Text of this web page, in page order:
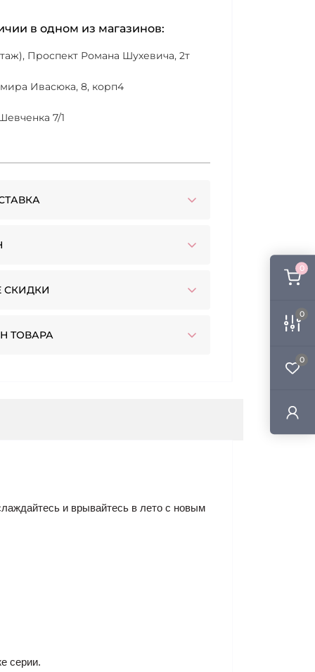
0
0
0
в одном из магазинов:
Проспект Романа Шухевича, 2т
Ивасюка, 8, корп4
7/1
СКИДКИ
ТОВАРА
и врывайтесь в лето с новым
серии.